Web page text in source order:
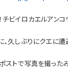
チビイロカエルアン
、久しぶりにクエに
ストで写真を撮っ